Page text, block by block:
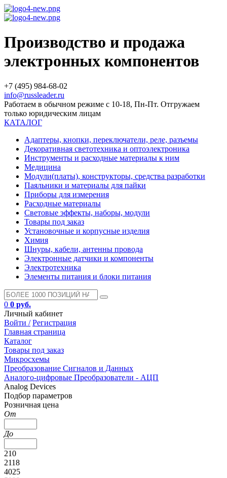
Производство и продажа
электронных компонентов
+7 (495) 984-68-02
info@russleader.ru
Работаем в обычном режиме с 10-18, Пн-Пт. Отгружаем
только юридическим лицам
КАТАЛОГ
Адаптеры, кнопки, переключатели, реле, разъемы
Декоративная светотехника и оптоэлектроника
Инструменты и расходные материалы к ним
Медицина
Модули(платы), конструкторы, средства разработки
Паяльники и материалы для пайки
Приборы для измерения
Расходные материалы
Световые эффекты, наборы, модули
Товары под заказ
Установочные и корпусные изделия
Химия
Шнуры, кабели, антенны провода
Электронные датчики и компоненты
Электротехника
Элементы питания и блоки питания
0 0 руб.
Личный кабинет
Войти / Регистрация
Главная страница
Каталог
Товары под заказ
Микросхемы
Преобразование Сигналов и Данных
Аналого-цифровые Преобразователи - АЦП
Analog Devices
Подбор параметров
Розничная цена
От
До
210
2118
4025